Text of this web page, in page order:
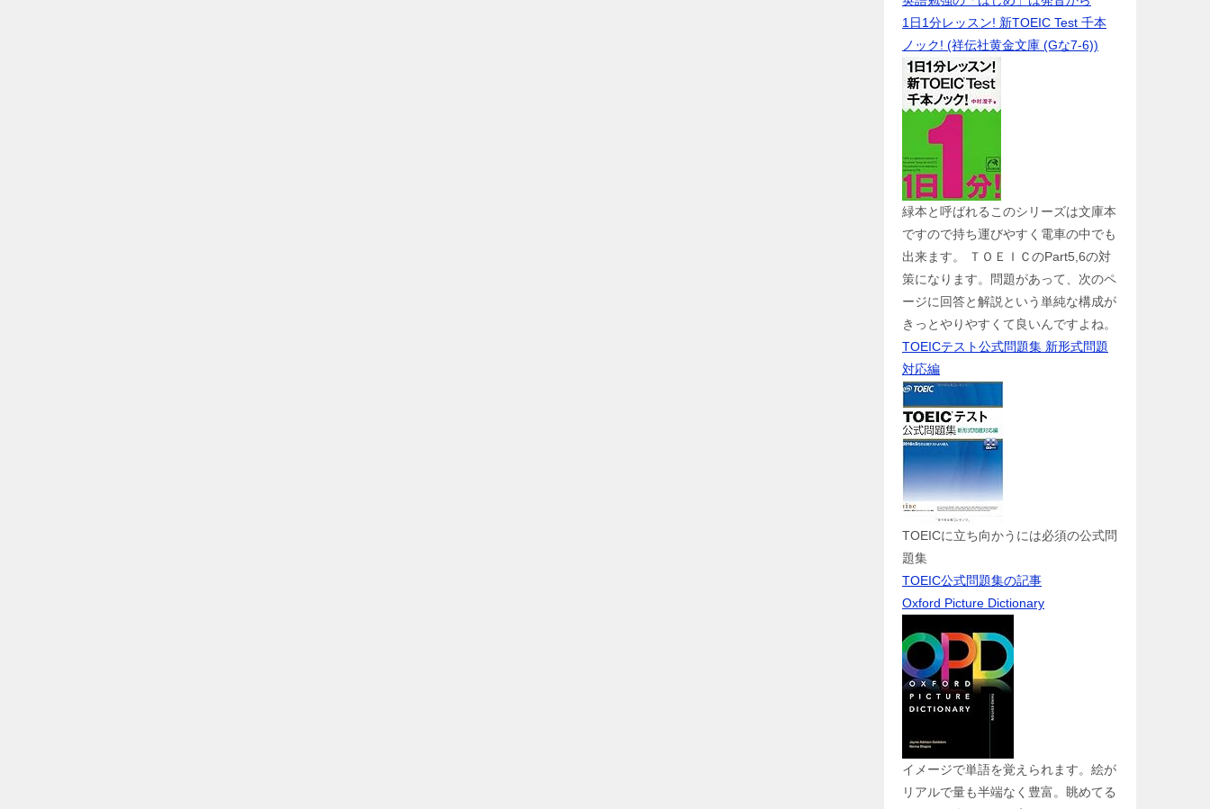
1日1分レッスン! 新TOEIC Test 千本
ノック! (祥伝社黄金文庫 (Gな7-6))
緑本と呼ばれるこのシリーズは文庫本
ですので持ち運びやすく電車の中でも
出来ます。 ＴＯＥＩＣのPart5,6の対
策になります。問題があって、次のペ
ージに回答と解説という単純な構成が
きっとやりやすくて良いんですよね。
TOEICテスト公式問題集 新形式問題
対応編
TOEICに立ち向かうには必須の公式問
題集
TOEIC公式問題集の記事
Oxford Picture Dictionary
イメージで単語を覚えられます。絵が
リアルで量も半端なく豊富。眺めてる